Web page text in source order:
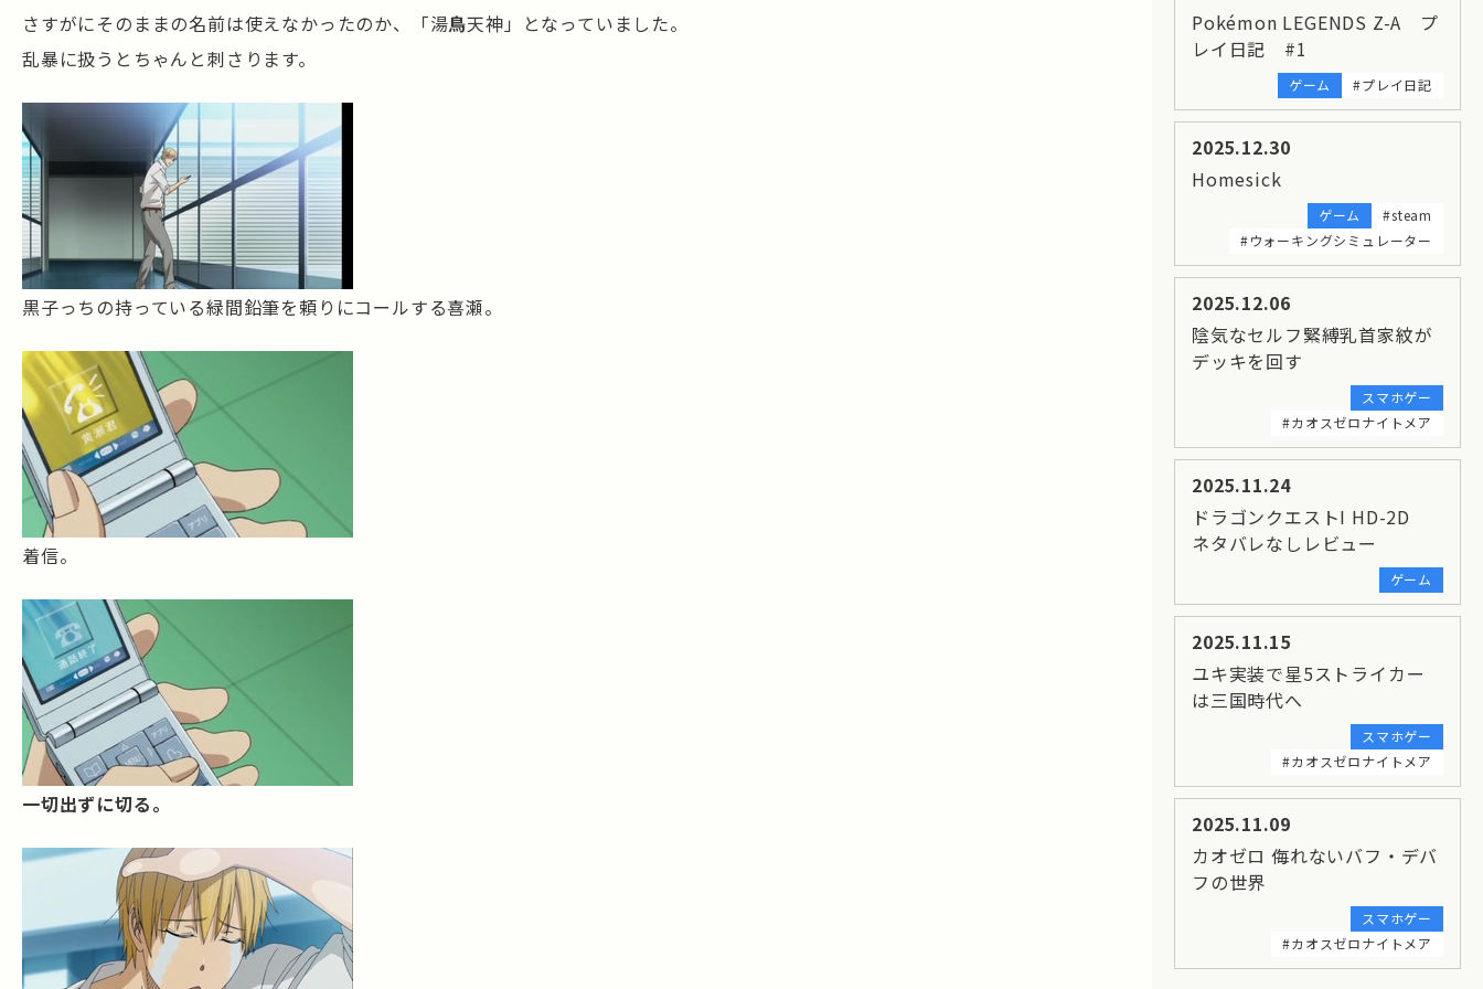
Pokémon LEGENDS Z-A プ
レイ日記 #1
ゲーム #プレイ日記
2025.12.30
Homesick
ゲーム
#steam
#ウォーキングシミュレーター
2025.12.06
陰気なセルフ緊縛乳首家紋が
デッキを回す
スマホゲー
#カオスゼロナイトメア
2025.11.24
ドラゴンクエストI HD-2D
ネタバレなしレビュー
ゲーム
2025.11.15
ユキ実装で星5ストライカー
は三国時代へ
スマホゲー
#カオスゼロナイトメア
2025.11.09
カオゼロ 侮れないバフ・デバ
フの世界
スマホゲー
#カオスゼロナイトメア
さすがにそのままの名前は使えなかったのか、「湯鳥天神」となっていました。
乱暴に扱うとちゃんと刺さります。
黒子っちの持っている緑間鉛筆を頼りにコールする喜瀬。
着信。
一切出ずに切る。